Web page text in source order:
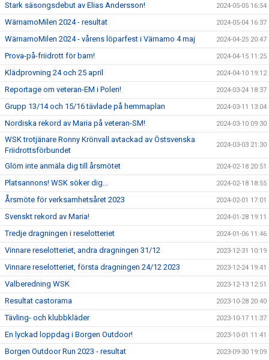
Stark säsongsdebut av Elias Andersson! 2024-05-05 16:54
WärnamoMilen 2024 - resultat 2024-05-04 16:37
WärnamoMilen 2024 - vårens löparfest i Värnamo 4 maj 2024-04-25 20:47
Prova-på-friidrott för barn! 2024-04-15 11:25
Klädprovning 24 och 25 april 2024-04-10 19:12
Reportage om veteran-EM i Polen! 2024-03-24 18:37
Grupp 13/14 och 15/16 tävlade på hemmaplan 2024-03-11 13:04
Nordiska rekord av Maria på veteran-SM! 2024-03-10 09:30
WSK trotjänare Ronny Krönvall avtackad av Östsvenska
Friidrottsförbundet
2024-03-03 21:30
Glöm inte anmäla dig till årsmötet 2024-02-18 20:51
Platsannons! WSK söker dig... 2024-02-18 18:55
Årsmöte för verksamhetsåret 2023 2024-02-01 17:01
Svenskt rekord av Maria! 2024-01-28 19:11
Tredje dragningen i reselotteriet 2024-01-06 11:46
Vinnare reselotteriet, andra dragningen 31/12 2023-12-31 10:19
Vinnare reselotteriet, första dragningen 24/12 2023 2023-12-24 19:41
Valberedning WSK 2023-12-13 12:51
Resultat castorama 2023-10-28 20:40
Tävling- och klubbkläder 2023-10-17 11:37
En lyckad loppdag i Borgen Outdoor! 2023-10-01 11:41
Borgen Outdoor Run 2023 - resultat 2023-09-30 19:09